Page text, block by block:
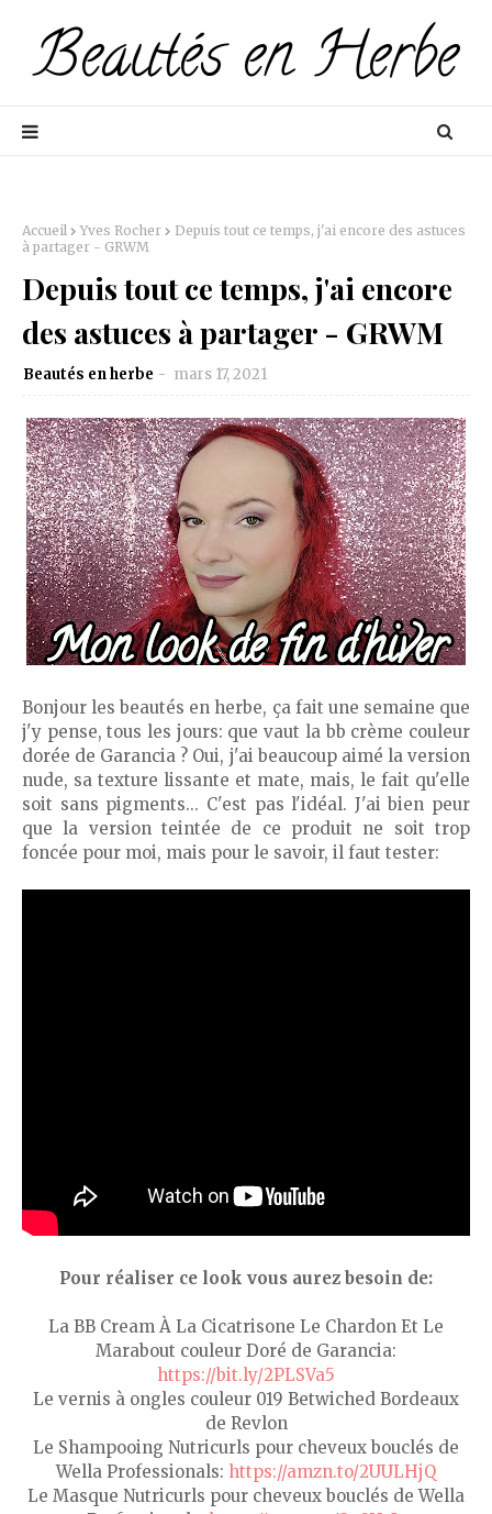
Accueil Yves Rocher
Depuis tout ce temps, j'ai encore des astuces
à partager - GRWM
Depuis tout ce temps, j'ai encore
des astuces à partager - GRWM
Beautés en herbe mars 17, 2021
Bonjour les beautés en herbe, ça fait une semaine que
j'y pense, tous les jours: que vaut la bb crème couleur
dorée de Garancia ? Oui, j'ai beaucoup aimé la version
nude, sa texture lissante et mate, mais, le fait qu'elle
soit sans pigments... C'est pas l'idéal. J'ai bien peur
que la version teintée de ce produit ne soit trop
foncée pour moi, mais pour le savoir, il faut tester:
Pour réaliser ce look vous aurez besoin de:
La BB Cream À La Cicatrisone Le Chardon Et Le
Marabout couleur Doré de Garancia:
https://bit.ly/2PLSVa5
Le vernis à ongles couleur 019 Betwiched Bordeaux
de Revlon
Le Shampooing Nutricurls pour cheveux bouclés de
Wella Professionals: https://amzn.to/2UULHjQ
Le Masque Nutricurls pour cheveux bouclés de Wella